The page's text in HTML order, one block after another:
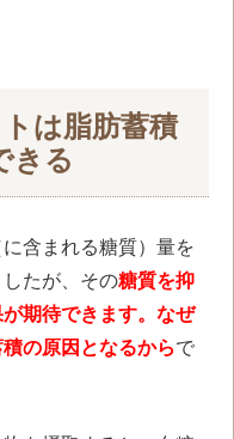
は脂肪蓄積
きる
含まれる糖質）量を
たが、その糖質を抑
期待できます。なぜ
の原因となるからで